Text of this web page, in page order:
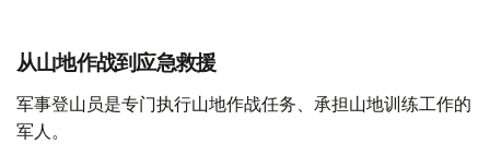
从山地作战到应急救援
军事登山员是专门执行山地作战任务、承担山地训练工作的
军人。